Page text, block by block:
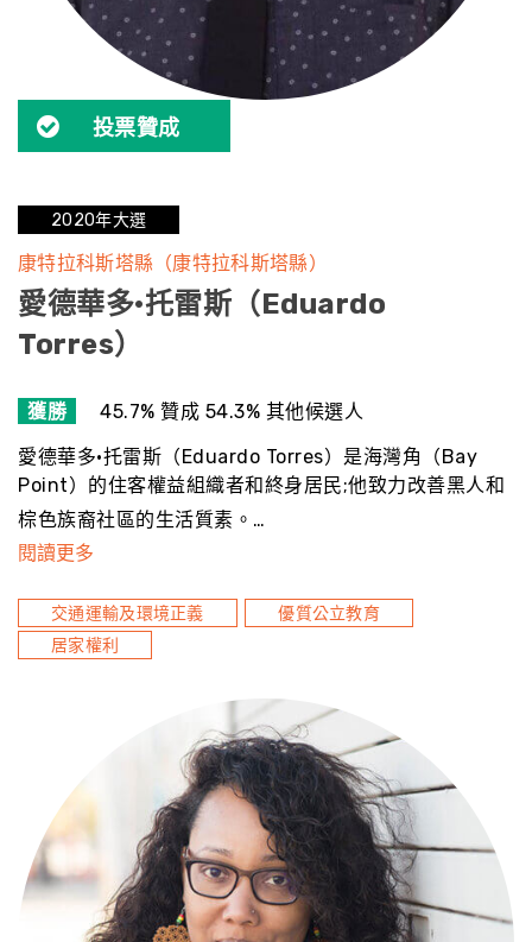
投票贊成
2020年大選
康特拉科斯塔縣（康特拉科斯塔縣）
愛德華多·托雷斯（Eduardo
Torres）
獲勝 45.7% 贊成 54.3% 其他候選人
愛德華多·托雷斯（Eduardo Torres）是海灣角（Bay
Point）的住客權益組織者和終身居民;他致力改善黑人和
棕色族裔社區的生活質素。…
閱讀更多
交通運輸及環境正義
優質公立教育
居家權利